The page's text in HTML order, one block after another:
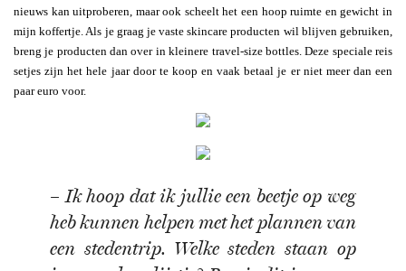
nieuws kan uitproberen, maar ook scheelt het een hoop ruimte en gewicht in
mijn koffertje. Als je graag je vaste skincare producten wil blijven gebruiken,
breng je producten dan over in kleinere travel-size bottles. Deze speciale reis
setjes zijn het hele jaar door te koop en vaak betaal je er niet meer dan een
paar euro voor.
– Ik hoop dat ik jullie een beetje op weg
heb kunnen helpen met het plannen van
een stedentrip. Welke steden staan op